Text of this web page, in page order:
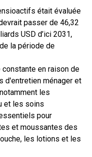
était évaluée
passer de 46,32
USD d’ici 2031,
la période de
en raison de
d'entretien ménager et
les
et les soins
pour
et moussantes des
les lotions et les